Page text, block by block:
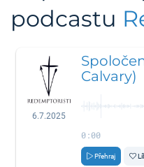
podcastu
6.7.2025
Calvary)
0:00
Přehraj